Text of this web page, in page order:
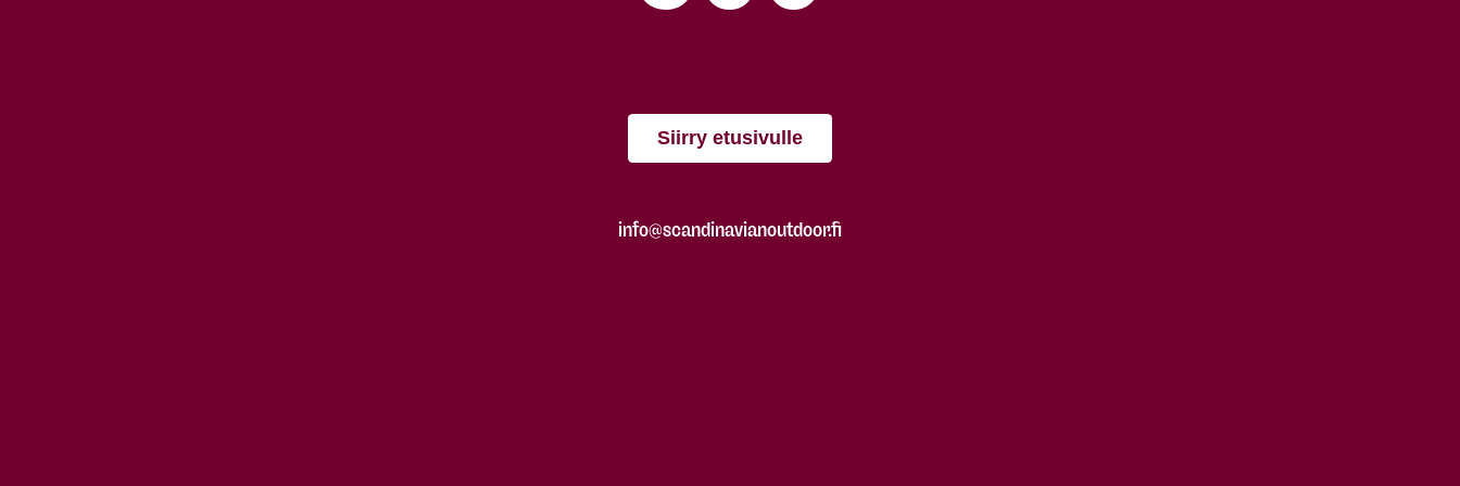
Siirry etusivulle
info@scandinavianoutdoor.fi